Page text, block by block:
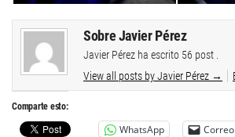
Sobre Javier Pérez
Javier Pérez ha escrito 56 post .
View all posts by Javier Pérez →
Comparte esto:
WhatsApp